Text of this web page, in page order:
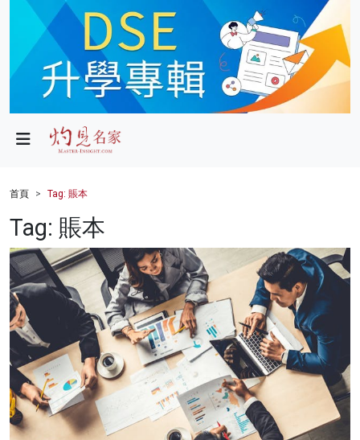
政局
財經
健康
商業
科技
影片
名家榜
灼見活動
首頁 Tag: 賬本
Tag: 賬本